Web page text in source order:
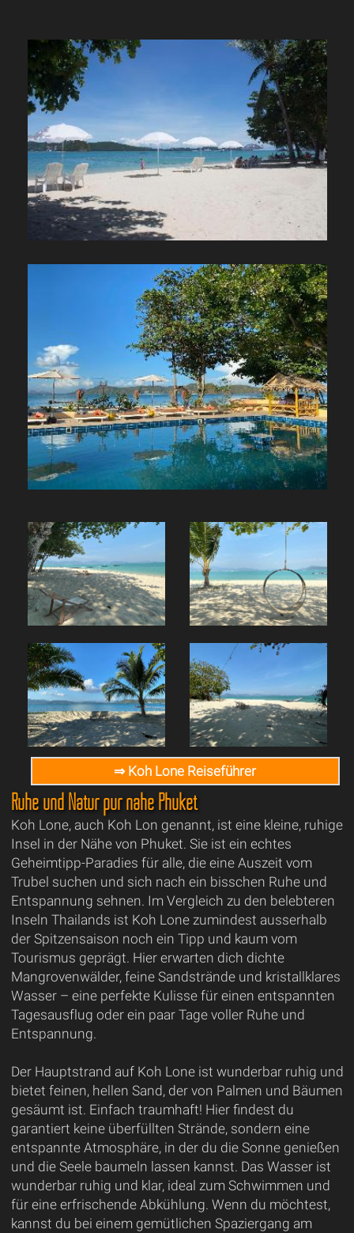
⇒ Koh Lone Reiseführer
Ruhe und Natur pur nahe Phuket
Koh Lone, auch Koh Lon genannt, ist eine kleine, ruhige
Insel in der Nähe von Phuket. Sie ist ein echtes
Geheimtipp-Paradies für alle, die eine Auszeit vom
Trubel suchen und sich nach ein bisschen Ruhe und
Entspannung sehnen. Im Vergleich zu den belebteren
Inseln Thailands ist Koh Lone zumindest ausserhalb
der Spitzensaison noch ein Tipp und kaum vom
Tourismus geprägt. Hier erwarten dich dichte
Mangrovenwälder, feine Sandstrände und kristallklares
Wasser – eine perfekte Kulisse für einen entspannten
Tagesausflug oder ein paar Tage voller Ruhe und
Entspannung.
Der Hauptstrand auf Koh Lone ist wunderbar ruhig und
bietet feinen, hellen Sand, der von Palmen und Bäumen
gesäumt ist. Einfach traumhaft! Hier findest du
garantiert keine überfüllten Strände, sondern eine
entspannte Atmosphäre, in der du die Sonne genießen
und die Seele baumeln lassen kannst. Das Wasser ist
wunderbar ruhig und klar, ideal zum Schwimmen und
für eine erfrischende Abkühlung. Wenn du möchtest,
kannst du bei einem gemütlichen Spaziergang am